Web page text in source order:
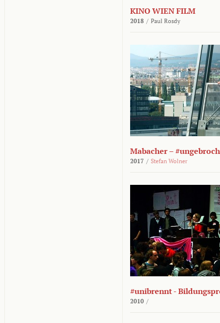
KINO WIEN FILM
2018 / Paul Rosdy
Mabacher –
2017 / Stefan Wolner
#unibrennt -
2010 /